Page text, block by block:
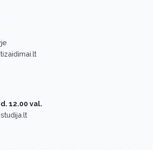
12.00 val.